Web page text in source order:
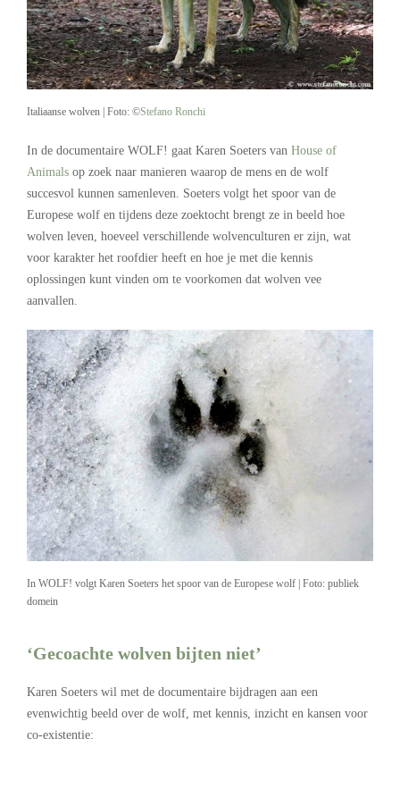
Italiaanse wolven | Foto: ©Stefano Ronchi
In de documentaire WOLF! gaat Karen Soeters van House of
Animals op zoek naar manieren waarop de mens en de wolf
succesvol kunnen samenleven. Soeters volgt het spoor van de
Europese wolf en tijdens deze zoektocht brengt ze in beeld hoe
wolven leven, hoeveel verschillende wolvenculturen er zijn, wat
voor karakter het roofdier heeft en hoe je met die kennis
oplossingen kunt vinden om te voorkomen dat wolven vee
aanvallen.
In WOLF! volgt Karen Soeters het spoor van de Europese wolf | Foto: publiek
domein
‘Gecoachte wolven bijten niet’
Karen Soeters wil met de documentaire bijdragen aan een
evenwichtig beeld over de wolf, met kennis, inzicht en kansen voor
co-existentie: